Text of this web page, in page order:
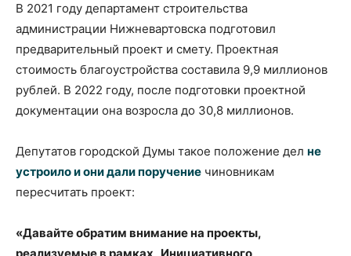
В 2021 году департамент строительства
администрации Нижневартовска подготовил
предварительный проект и смету. Проектная
стоимость благоустройства составила 9,9 миллионов
рублей. В 2022 году, после подготовки проектной
документации она возросла до 30,8 миллионов.
Депутатов городской Думы такое положение дел не
устроило и они дали поручение чиновникам
пересчитать проект:
«Давайте обратим внимание на проекты,